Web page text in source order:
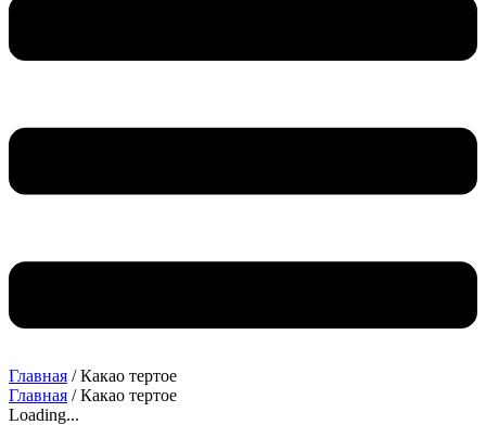
Главная / Какао тертое
Главная / Какао тертое
Loading...